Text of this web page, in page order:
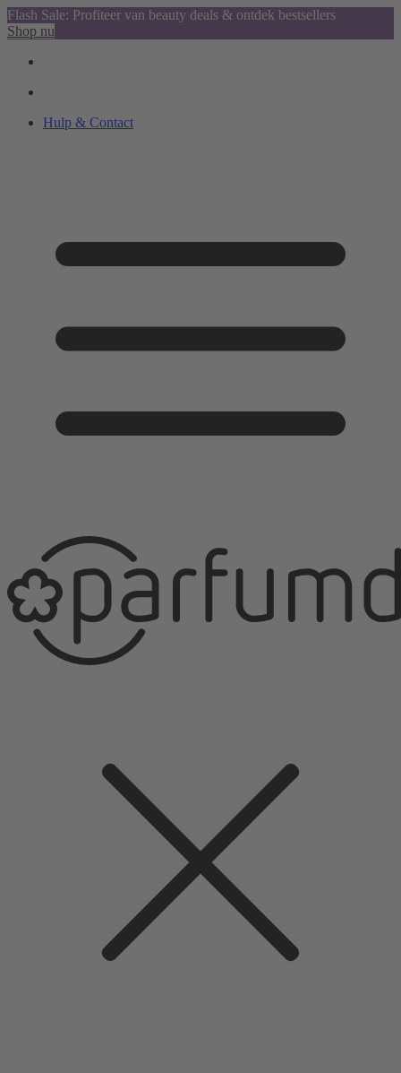
Flash Sale: Profiteer van beauty deals & ontdek bestsellers
Shop nu
Hulp & Contact